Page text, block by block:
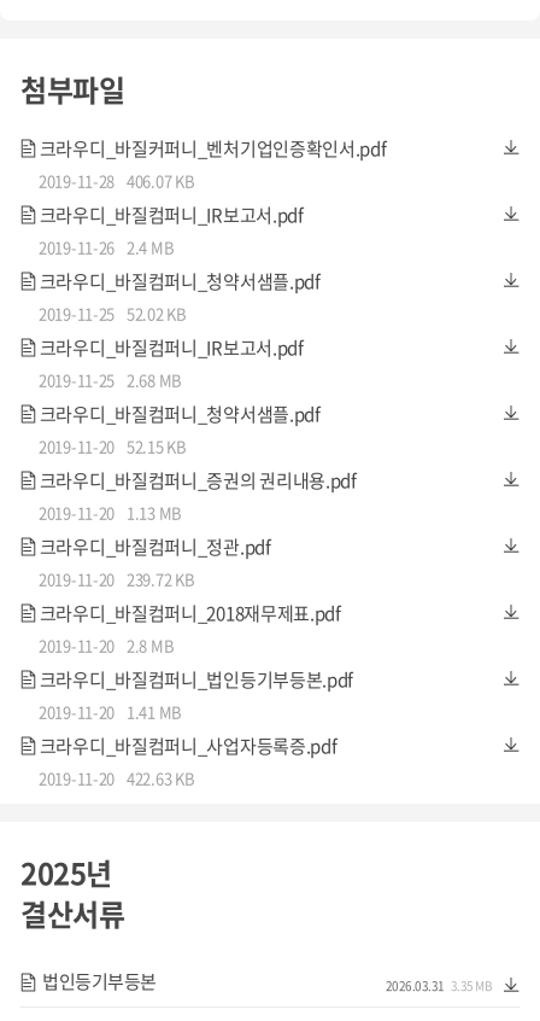
3D 비전 인식의 핵심은, 제품의 단면만 인식하는 기존의 2D의
방식과 달리,제품을 3D 데이터화하여 물체의 전체를 인식
한
다는 것입니다.
3D 데이터를 수집함에 있어, 바질컴퍼니의 기술의 특징은
속 생성이 가능하다는 것입니다. 제품을 인식하기 위해 촬영
한 수만~수십만 장의 이미지 데이터를자동 분류, 학습, 정재
해 시간과 비용을 대폭 낮출 수 있습니다.
지속 학습해 인식의 정확도를 높입니다.
첨부파일
크라우디_바질커퍼니_벤처기업인증확인서.pdf
2019-11-28 406.07 KB
크라우디_바질컴퍼니_IR보고서.pdf
2019-11-26 2.4 MB
크라우디_바질컴퍼니_청약서샘플.pdf
2019-11-25 52.02 KB
크라우디_바질컴퍼니_IR보고서.pdf
2019-11-25 2.68 MB
크라우디_바질컴퍼니_청약서샘플.pdf
2019-11-20 52.15 KB
크라우디_바질컴퍼니_증권의 권리내용.pdf
2019-11-20 1.13 MB
크라우디_바질컴퍼니_정관.pdf
2019-11-20 239.72 KB
크라우디_바질컴퍼니_2018재무제표.pdf
2019-11-20 2.8 MB
크라우디_바질컴퍼니_법인등기부등본.pdf
2019-11-20 1.41 MB
크라우디_바질컴퍼니_사업자등록증.pdf
2019-11-20 422.63 KB
2025년
결산서류
법인등기부등본 3.35 MB
2026.03.31